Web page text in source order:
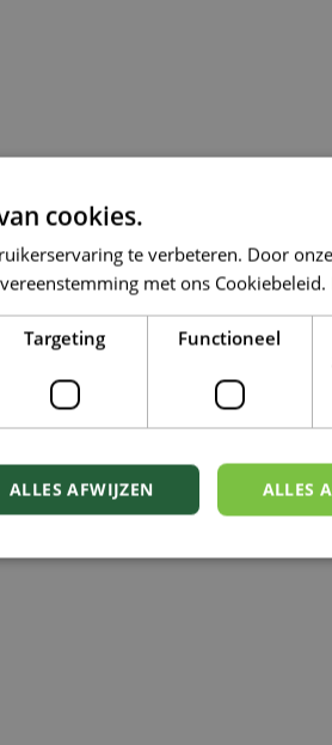
cookies.
te verbeteren. Door
met ons Cookiebeleid.
Targeting Functioneel
ALLES
ALLES AFWIJZEN